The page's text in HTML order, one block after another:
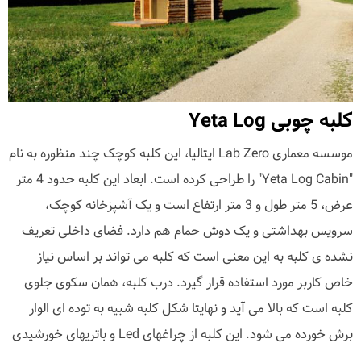
کلبه چوبی Yeta Log
موسسه معماری Lab Zero ایتالیا، این کلبه کوچک چند منظوره به نام
"Yeta Log Cabin" را طراحی کرده است. ابعاد این کلبه حدود 4 متر
عرض، 5 متر طول و 3 متر ارتفاع است و یک آشپزخانه کوچک،
سرویس بهداشتی و یک دوش حمام هم دارد. فضای داخلی تعریف
نشده ی کلبه به این معنی است که کلبه می تواند بر اساس نیاز
خاص کاربر مورد استفاده قرار گیرد. درب کلبه، همان سکوی جلوی
کلبه است که بالا می آید و نهایتا شکل کلبه شبیه به توده ای الوار
برش خورده می شود. این کلبه از چراغهای Led و باتریهای خورشیدی